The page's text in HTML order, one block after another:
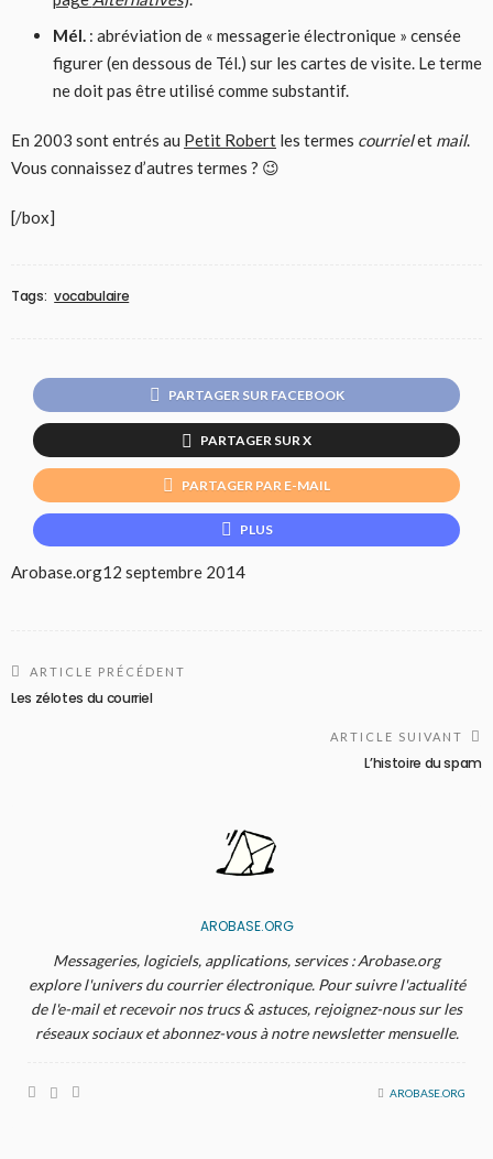
Mél.: abréviation de « messagerie électronique » censée
figurer (en dessous de Tél.) sur les cartes de visite. Le terme
ne doit pas être utilisé comme substantif.
En 2003 sont entrés au Petit Robert les termes courrielet mail.
Vous connaissez d’autres termes ? 😉
[/box]
Tags: vocabulaire
PARTAGER SUR FACEBOOK
PARTAGER SUR X
PARTAGER PAR E-MAIL
PLUS
Arobase.org12 septembre 2014
ARTICLE PRÉCÉDENT
Les zélotes du courriel
ARTICLE SUIVANT
L’histoire du spam
AROBASE.ORG
Messageries, logiciels, applications, services : Arobase.org
explore l'univers du courrier électronique. Pour suivre l'actualité
de l'e-mail et recevoir nos trucs & astuces, rejoignez-nous sur les
réseaux sociaux et abonnez-vous à notre newsletter mensuelle.
AROBASE.ORG